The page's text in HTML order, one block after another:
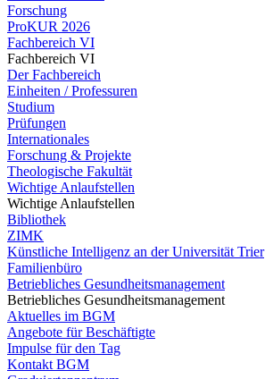
Forschung
ProKUR 2026
Fachbereich VI
Fachbereich VI
Der Fachbereich
Einheiten / Professuren
Studium
Prüfungen
Internationales
Forschung & Projekte
Theologische Fakultät
Wichtige Anlaufstellen
Wichtige Anlaufstellen
Bibliothek
ZIMK
Künstliche Intelligenz an der Universität Trier
Familienbüro
Betriebliches Gesundheitsmanagement
Betriebliches Gesundheitsmanagement
Aktuelles im BGM
Angebote für Beschäftigte
Impulse für den Tag
Kontakt BGM